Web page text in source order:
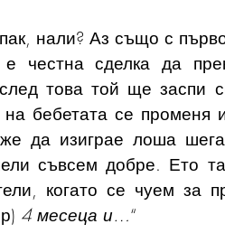
нали? Аз също с
честна сделка да
това той ще заспи
бебетата се променя
да изиграе лоша
съвсем добре. Ето
когато се чуем за
4 месеца и…“